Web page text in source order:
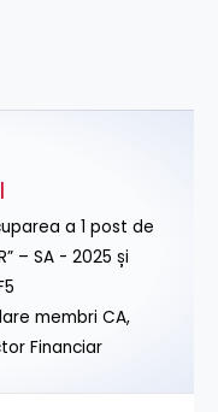
a 1 post de
– SA - 2025 și
membri CA,
Financiar